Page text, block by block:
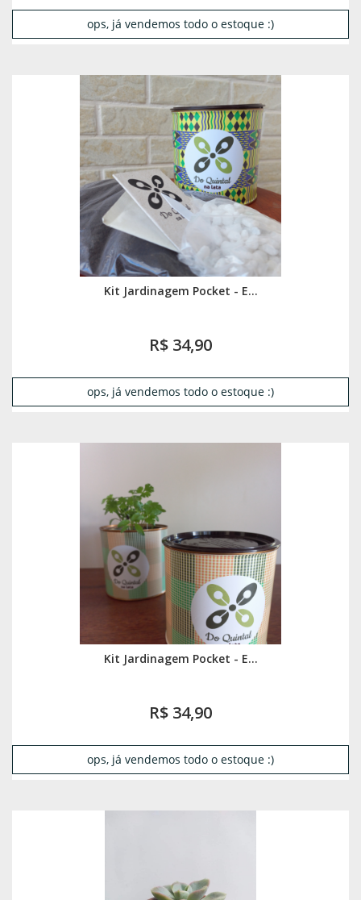
ops, já vendemos todo o estoque :)
Kit Jardinagem Pocket - E...
R$ 34,90
ops, já vendemos todo o estoque :)
Kit Jardinagem Pocket - E...
R$ 34,90
ops, já vendemos todo o estoque :)